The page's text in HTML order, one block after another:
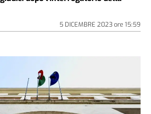
5 DICEMBRE 2023ore 15:59